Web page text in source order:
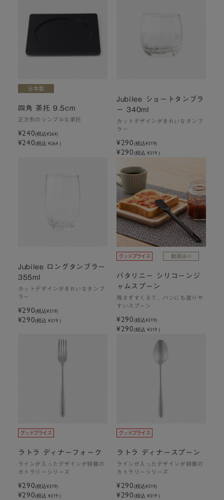
四角 茶托 9.5cm
正方形のシンプルな茶托
¥240(税込¥264)
¥240(税込 ¥264 )
Jubilee ショートタンブラ
ー 340ml
カットデザインがきれいなタンブ
ラー
¥290(税込¥319)
¥290(税込 ¥319 )
Jubilee ロングタンブラー
355ml
カットデザインがきれいなタンブ
ラー
¥290(税込¥319)
¥290(税込 ¥319 )
バタリニー シリコーンジ
ャムスプーン
残さずすくえて、パンにも塗りや
すいスプーン
¥290(税込¥319)
¥290(税込 ¥319 )
ラトラ ディナーフォーク
ラインが入ったデザインが特徴の
カトラリーシリーズ
¥290(税込¥319)
¥290(税込 ¥319 )
ラトラ ディナースプーン
ラインが入ったデザインが特徴の
カトラリーシリーズ
¥290(税込¥319)
¥290(税込 ¥319 )